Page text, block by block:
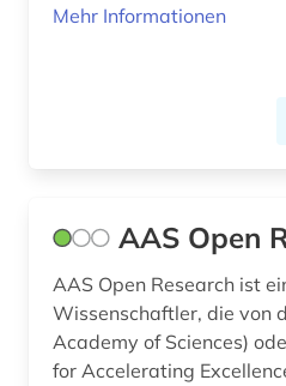
betriebsschutz (1)
Mehr Informationen
AAS Open
AAS Open Research ist
Wissenschaftler, die von
Academy of Sciences)
for Accelerating